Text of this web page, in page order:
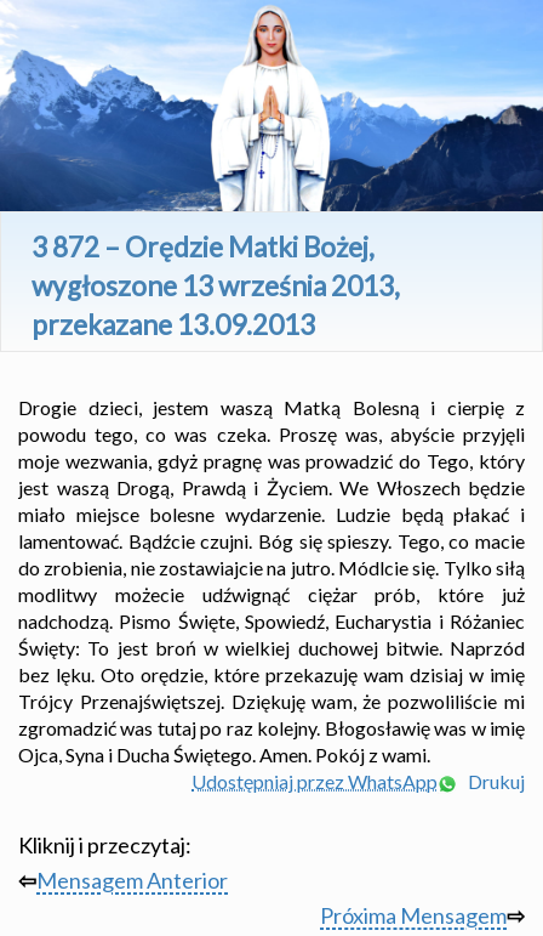
3 872 – Orędzie Matki Bożej,
wygłoszone 13 września 2013,
przekazane 13.09.2013
Drogie dzieci, jestem waszą Matką Bolesną i cierpię z
powodu tego, co was czeka. Proszę was, abyście przyjęli
moje wezwania, gdyż pragnę was prowadzić do Tego, który
jest waszą Drogą, Prawdą i Życiem. We Włoszech będzie
miało miejsce bolesne wydarzenie. Ludzie będą płakać i
lamentować. Bądźcie czujni. Bóg się spieszy. Tego, co macie
do zrobienia, nie zostawiajcie na jutro. Módlcie się. Tylko siłą
modlitwy możecie udźwignąć ciężar prób, które już
nadchodzą. Pismo Święte, Spowiedź, Eucharystia i Różaniec
Święty: To jest broń w wielkiej duchowej bitwie. Naprzód
bez lęku. Oto orędzie, które przekazuję wam dzisiaj w imię
Trójcy Przenajświętszej. Dziękuję wam, że pozwoliliście mi
zgromadzić was tutaj po raz kolejny. Błogosławię was w imię
Ojca, Syna i Ducha Świętego. Amen. Pokój z wami.
Udostępniaj przez WhatsApp
Drukuj
Kliknij i przeczytaj:
⇦Mensagem Anterior
Próxima Mensagem⇨